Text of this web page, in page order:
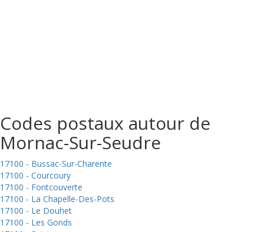
Codes postaux autour de
Mornac-Sur-Seudre
17100 - Bussac-Sur-Charente
17100 - Courcoury
17100 - Fontcouverte
17100 - La Chapelle-Des-Pots
17100 - Le Douhet
17100 - Les Gonds